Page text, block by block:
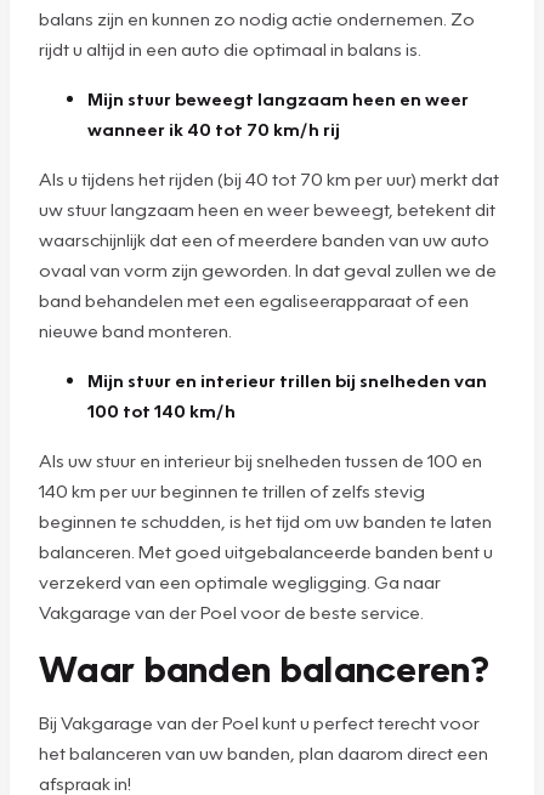
balans zijn en kunnen zo nodig actie ondernemen. Zo
rijdt u altijd in een auto die optimaal in balans is.
Mijn stuur beweegt langzaam heen en weer
wanneer ik 40 tot 70 km/h rij
Als u tijdens het rijden (bij 40 tot 70 km per uur) merkt dat
uw stuur langzaam heen en weer beweegt, betekent dit
waarschijnlijk dat een of meerdere banden van uw auto
ovaal van vorm zijn geworden. In dat geval zullen we de
band behandelen met een egaliseerapparaat of een
nieuwe band monteren.
Mijn stuur en interieur trillen bij snelheden van
100 tot 140 km/h
Als uw stuur en interieur bij snelheden tussen de 100 en
140 km per uur beginnen te trillen of zelfs stevig
beginnen te schudden, is het tijd om uw banden te laten
balanceren. Met goed uitgebalanceerde banden bent u
verzekerd van een optimale wegligging. Ga naar
Vakgarage van der Poel voor de beste service.
Waar banden balanceren?
Bij Vakgarage van der Poel kunt u perfect terecht voor
het balanceren van uw banden, plan daarom direct een
afspraak in!